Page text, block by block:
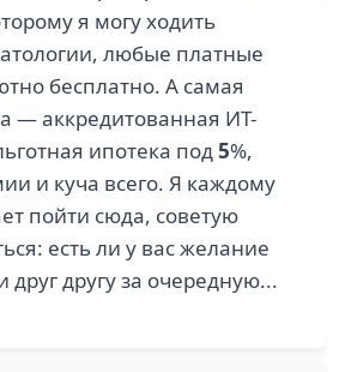
я могу ходить
любые платные
бесплатно. А самая
— аккредитованная ИТ-
ипотека под5%,
и куча всего. Я каждому
пойти сюда, советую
есть ли у вас желание
друг другу за очередную...